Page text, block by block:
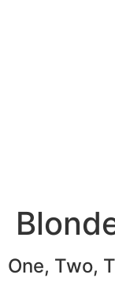
One, Two,